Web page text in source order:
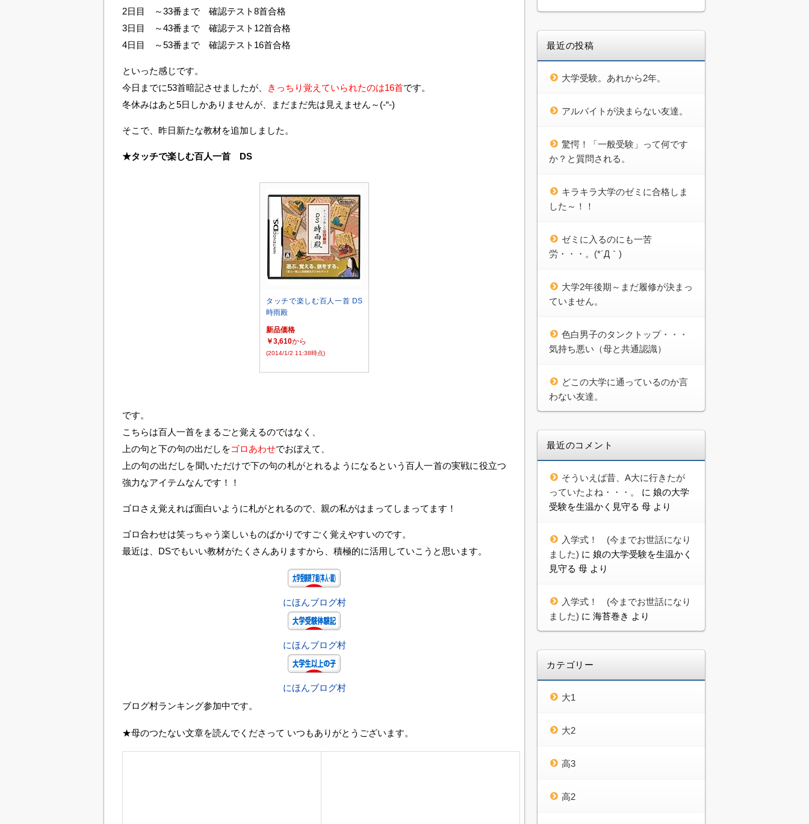
2日目 ～33番まで 確認テスト8首合格
3日目 ～43番まで 確認テスト12首合格
4日目 ～53番まで 確認テスト16首合格
といった感じです。
今日までに53首暗記させましたが、
きっちり覚えていられたのは16首です。
冬休みはあと5日しかありませんが、まだまだ先は見えません～(-“-)
そこで、昨日新たな教材を追加しました。
★タッチで楽しむ百人一首 DS
タッチで楽しむ百人一首 DS
時雨殿
新品価格
￥3,610から
(2014/1/2 11:38時点)
です。
こちらは百人一首をまるごと覚えるのではなく、
上の句と下の句の出だしをゴロあわせでおぼえて、
上の句の出だしを聞いただけで下の句の札がとれるようになるという百人一首の実戦に役立つ
強力なアイテムなんです！！
ゴロさえ覚えれば面白いように札がとれるので、親の私がはまってしまってます！
ゴロ合わせは笑っちゃう楽しいものばかりですごく覚えやすいのです。
最近は、DSでもいい教材がたくさんありますから、積極的に活用していこうと思います。
にほんブログ村
にほんブログ村
にほんブログ村
ブログ村ランキング参加中です。
★母のつたない文章を読んでくださって いつもありがとうございます。
最近の投稿
大学受験。あれから2年。
アルバイトが決まらない友達。
驚愕！「一般受験」って何です
か？と質問される。
キラキラ大学のゼミに合格しま
した～！！
ゼミに入るのにも一苦
労・・・。(*´Д｀)
大学2年後期～まだ履修が決まっ
ていません。
色白男子のタンクトップ・・・
気持ち悪い（母と共通認識）
どこの大学に通っているのか言
わない友達。
最近のコメント
そういえば昔、A大に行きたが
っていたよね・・・。
に 娘の大学
受験を生温かく見守る 母 より
入学式！ (今までお世話になり
ました) に 娘の大学受験を生温かく
見守る 母 より
入学式！ (今までお世話になり
ました) に 海苔巻き より
カテゴリー
大1
大2
高3
高2